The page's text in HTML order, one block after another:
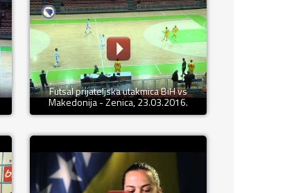
Futsal prijateljska utakmica BiH vs
Makedonija - Zenica, 23.03.2016.